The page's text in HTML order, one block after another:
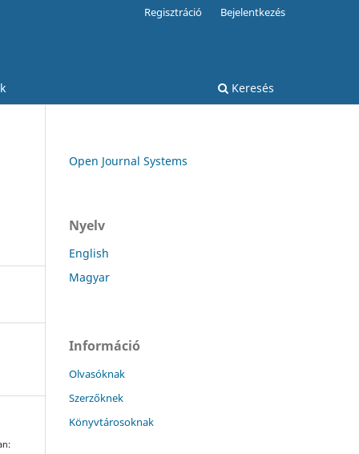
Keresés
Regisztráció Bejelentkezés
Open Journal Systems
Nyelv
English
Magyar
Információ
Olvasóknak
Szerzőknek
Könyvtárosoknak